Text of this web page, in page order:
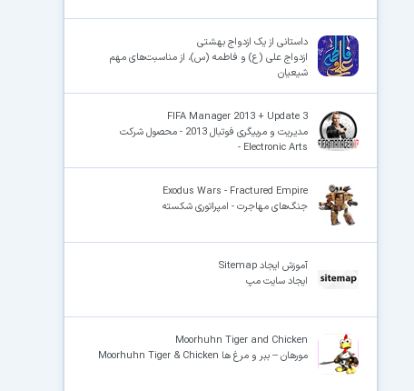
داستانی از یک ازدواج بهشتی
ازدواج علی (ع) و فاطمه (س)، از مناسبت‌های مهم
شیعیان
FIFA Manager 2013 + Update 3
مدیریت و مربیگری فوتبال 2013 - محصول شرکت
Electronic Arts -
Exodus Wars - Fractured Empire
جنگ‌های مهاجرت - امپراتوری شکسته
آموزش ایجاد Sitemap
ایجاد سایت مپ
Moorhuhn Tiger and Chicken
مورهان – ببر و مرغ ها Moorhuhn Tiger & Chicken